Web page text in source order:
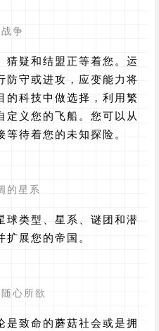
争
疑和结盟正等着您。运
防守或进攻，应变能力将
的科技中做选择，利用繁
定义您的飞船。您可以从
待着您的未知探险。
的星系
类型、星系、谜团和潜
扩展您的帝国。
心所欲
致命的蘑菇社会或是拥